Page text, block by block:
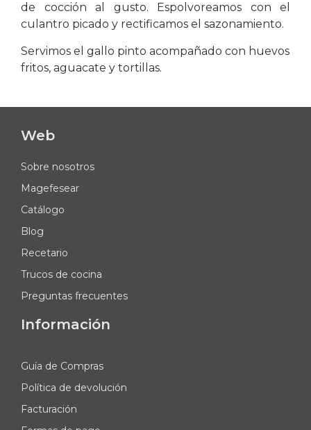
de cocción al gusto. Espolvoreamos con el
culantro picado y rectificamos el sazonamiento.
Servimos el gallo pinto acompañado con huevos
fritos, aguacate y tortillas.
Web
Sobre nosotros
Magefesear
Catálogo
Blog
Recetario
Trucos de cocina
Preguntas frecuentes
Información
Guía de Compras
Política de devolución
Facturación